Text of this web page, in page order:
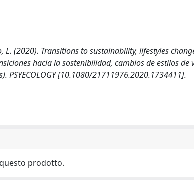
L. (2020). Transitions to sustainability, lifestyles
hacia la sostenibilidad, cambios de estilos
PSYECOLOGY [10.1080/21711976.2020.1734411].
prodotto.